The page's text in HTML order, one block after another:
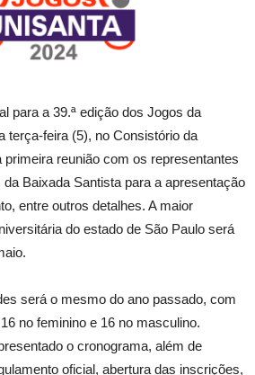
para a 39.ª edição dos Jogos da
terça-feira (5), no Consistório da
primeira reunião com os representantes
Baixada Santista para a apresentação
entre outros detalhes. A maior
do estado de São Paulo será
será o mesmo do ano passado, com
no feminino e 16 no masculino.
o cronograma, além de
oficial, abertura das inscrições,